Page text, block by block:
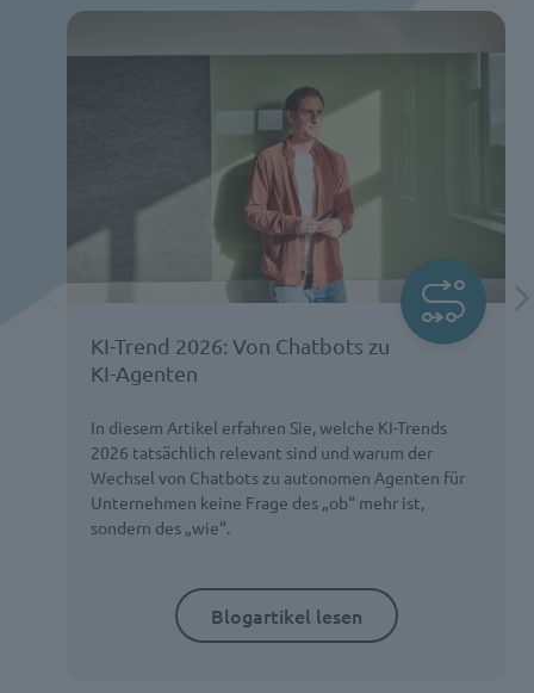
KI-Trend 2026: Von Chatbots zu
KI-Agenten
In diesem Artikel erfahren Sie, welche KI-Trends
2026 tatsächlich relevant sind und warum der
Wechsel von Chatbots zu autonomen Agenten für
Unternehmen keine Frage des „ob“ mehr ist,
sondern des „wie“.
Blogartikel lesen